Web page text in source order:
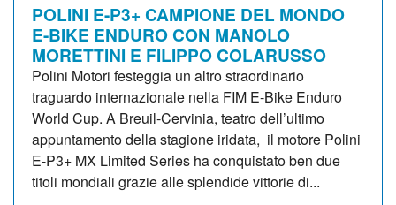
POLINI E-P3+ CAMPIONE DEL MONDO
E-BIKE ENDURO CON MANOLO
MORETTINI E FILIPPO COLARUSSO
Polini Motori festeggia un altro straordinario
traguardo internazionale nella FIM E-Bike Enduro
World Cup. A Breuil-Cervinia, teatro dell’ultimo
appuntamento della stagione iridata, il motore Polini
E-P3+ MX Limited Series ha conquistato ben due
titoli mondiali grazie alle splendide vittorie di...